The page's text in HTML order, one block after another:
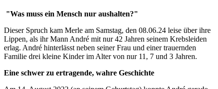
"Was muss ein Mensch nur aushalten?"
Dieser Spruch kam Merle am Samstag, den 08.06.24 leise über ihre
Lippen, als ihr Mann André mit nur 42 Jahren seinem Krebsleiden
erlag. André hinterlässt neben seiner Frau und einer trauernden
Familie drei kleine Kinder im Alter von nur 11, 7 und 3 Jahren.
Eine schwer zu ertragende, wahre Geschichte